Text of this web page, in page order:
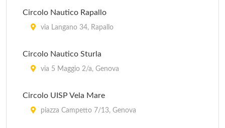
Circolo Nautico Rapallo
via Langano 34, Rapallo
Circolo Nautico Sturla
via 5 Maggio 2/a, Genova
Circolo UISP Vela Mare
piazza Campetto 7/13, Genova